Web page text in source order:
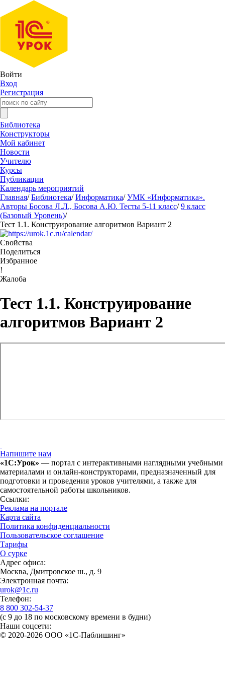
Войти
Вход
Регистрация
Библиотека
Конструкторы
Мой кабинет
Новости
Учителю
Курсы
Публикации
Календарь мероприятий
Главная/ Библиотека/ Информатика/ УМК «Информатика».
Авторы Босова Л.Л., Босова А.Ю. Тесты 5-11 класс/ 9 класс
(Базовый Уровень)/
Тест 1.1. Конструирование алгоритмов Вариант 2
Свойства
Поделиться
Избранное
!
Жалоба
Тест 1.1. Конструирование
алгоритмов Вариант 2
Напишите нам
«1С:Урок» — портал с интерактивными наглядными учебными
материалами и онлайн-конструкторами, предназначенный для
подготовки и проведения уроков учителями, а также для
самостоятельной работы школьников.
Ссылки:
Реклама на портале
Карта сайта
Политика конфиденциальности
Пользовательское соглашение
Тарифы
О сурке
Адрес офиса:
Москва, Дмитровское ш., д. 9
Электронная почта:
urok@1c.ru
Телефон:
8 800 302-54-37
(с 9 до 18 по московскому времени в будни)
Наши соцсети:
© 2020-2026 OOO «1С-Паблишинг»